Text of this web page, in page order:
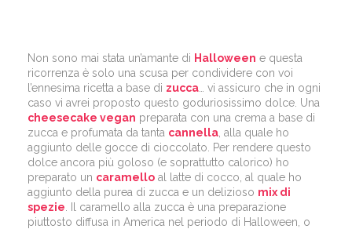
Non sono mai stata un’amante di Halloween e questa
ricorrenza è solo una scusa per condividere con voi
l’ennesima ricetta a base di zucca … vi assicuro che in ogni
caso vi avrei proposto questo goduriosissimo dolce. Una
cheesecake vegan preparata con una crema a base di
zucca e profumata da tanta cannella , alla quale ho
aggiunto delle gocce di cioccolato. Per rendere questo
dolce ancora più goloso (e soprattutto calorico) ho
preparato un caramello al latte di cocco, al quale ho
aggiunto della purea di zucca e un delizioso mix di
spezie . Il caramello alla zucca è una preparazione
piuttosto diffusa in America nel periodo di Halloween, o